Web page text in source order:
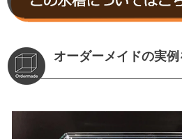
オーダーメイドの実例